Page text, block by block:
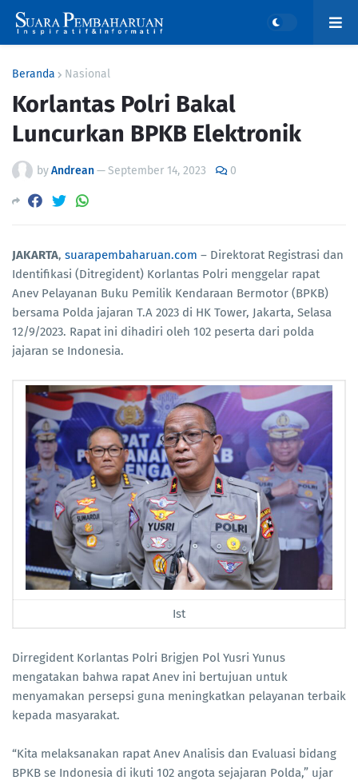
Beranda Nasional
Korlantas Polri Bakal
Luncurkan BPKB Elektronik
byAndrean—September 14, 2023 0
JAKARTA, suarapembaharuan.com – Direktorat Registrasi dan
Identifikasi (Ditregident) Korlantas Polri menggelar rapat
Anev Pelayanan Buku Pemilik Kendaraan Bermotor (BPKB)
bersama Polda jajaran T.A 2023 di HK Tower, Jakarta, Selasa
12/9/2023. Rapat ini dihadiri oleh 102 peserta dari polda
jajaran se Indonesia.
Ist
Dirregident Korlantas Polri Brigjen Pol Yusri Yunus
mengatakan bahwa rapat Anev ini bertujuan untuk
menyamakan persepsi guna meningkatkan pelayanan terbaik
kepada masyarakat.
“Kita melaksanakan rapat Anev Analisis dan Evaluasi bidang
BPKB se Indonesia di ikuti 102 angota sejajaran Polda,” ujar